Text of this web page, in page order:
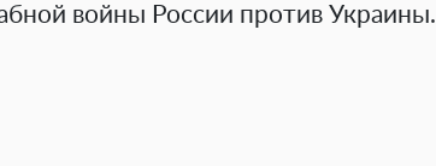
войны России против Украины.